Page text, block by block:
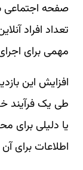
صفحه اجتماعی
تعداد افراد
مهمی برای
افزایش این
طی یک فرآیند
یا دلیلی
اطلاعات برای